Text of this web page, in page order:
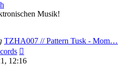
Musik!
TZHA007 // Pattern Tusk - Mom…
Beitrag
12:16